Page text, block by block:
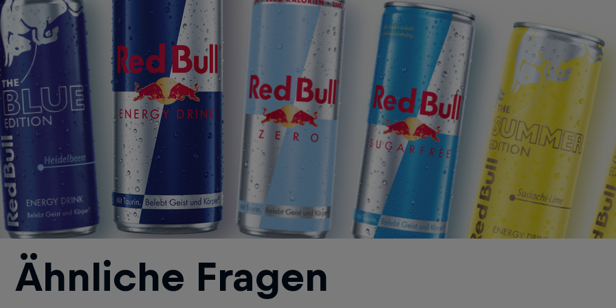
Red Bull Sugarfree
The Summer Edition
Ähnliche Fragen